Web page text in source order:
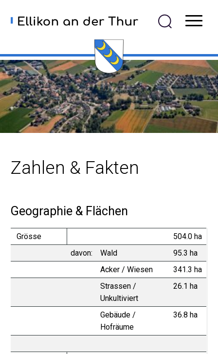
Navigieren in Ellikon an
Zahlen & Fakten
Geographie & Flächen
Grösse
504.0 ha
davon:
Wald
95.3 ha
Acker / Wiesen
341.3 ha
Strassen /
Unkultiviert
26.1 ha
Gebäude /
Hofräume
36.8 ha